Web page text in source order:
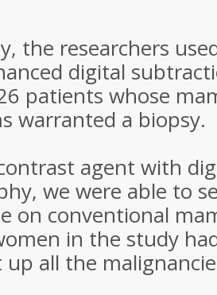
the researchers
digital
patients whose
warranted a biopsy.
agent with
we were able to
on conventional
in the study
all the